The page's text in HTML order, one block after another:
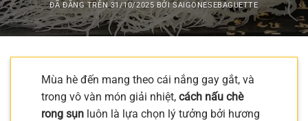
ĐÃ ĐĂNG TRÊN31/10/2025 BỞISAIGONESEBAGUETTE
Mùa hè đến mang theo cái nắng gay gắt, và
trong vô vàn món giải nhiệt, cách nấu chè
rong sụn luôn là lựa chọn lý tưởng bởi hương